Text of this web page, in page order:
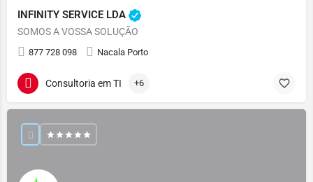
INFINITY SERVICE LDA
SOMOS A VOSSA SOLUÇÃO
877 728 098 Nacala Porto
Consultoria em TI +6